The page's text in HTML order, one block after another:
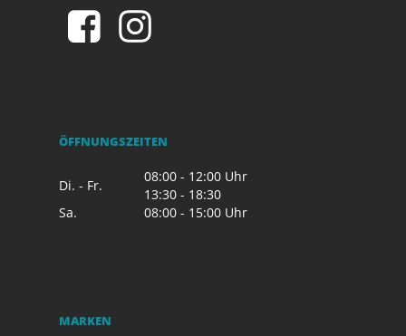
ÖFFNUNGSZEITEN
Di. - Fr.
08:00 - 12:00 Uhr
13:30 - 18:30
Sa.
08:00 - 15:00 Uhr
MARKEN